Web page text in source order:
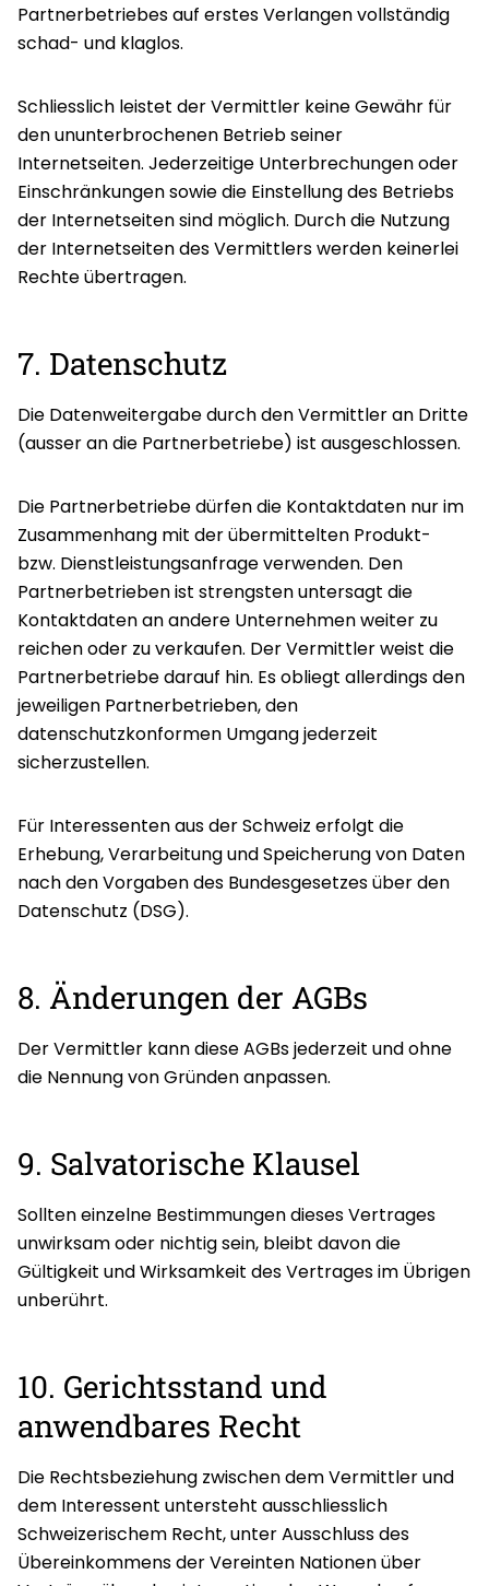
Partnerbetriebes auf erstes Verlangen vollständig
schad- und klaglos.
Schliesslich leistet der Vermittler keine Gewähr für
den ununterbrochenen Betrieb seiner
Internetseiten. Jederzeitige Unterbrechungen oder
Einschränkungen sowie die Einstellung des Betriebs
der Internetseiten sind möglich. Durch die Nutzung
der Internetseiten des Vermittlers werden keinerlei
Rechte übertragen.
7. Datenschutz
Die Datenweitergabe durch den Vermittler an Dritte
(ausser an die Partnerbetriebe) ist ausgeschlossen.
Die Partnerbetriebe dürfen die Kontaktdaten nur im
Zusammenhang mit der übermittelten Produkt-
bzw. Dienstleistungsanfrage verwenden. Den
Partnerbetrieben ist strengsten untersagt die
Kontaktdaten an andere Unternehmen weiter zu
reichen oder zu verkaufen. Der Vermittler weist die
Partnerbetriebe darauf hin. Es obliegt allerdings den
jeweiligen Partnerbetrieben, den
datenschutzkonformen Umgang jederzeit
sicherzustellen.
Für Interessenten aus der Schweiz erfolgt die
Erhebung, Verarbeitung und Speicherung von Daten
nach den Vorgaben des Bundesgesetzes über den
Datenschutz (DSG).
8. Änderungen der AGBs
Der Vermittler kann diese AGBs jederzeit und ohne
die Nennung von Gründen anpassen.
9. Salvatorische Klausel
Sollten einzelne Bestimmungen dieses Vertrages
unwirksam oder nichtig sein, bleibt davon die
Gültigkeit und Wirksamkeit des Vertrages im Übrigen
unberührt.
10. Gerichtsstand und
anwendbares Recht
Die Rechtsbeziehung zwischen dem Vermittler und
dem Interessent untersteht ausschliesslich
Schweizerischem Recht, unter Ausschluss des
Übereinkommens der Vereinten Nationen über